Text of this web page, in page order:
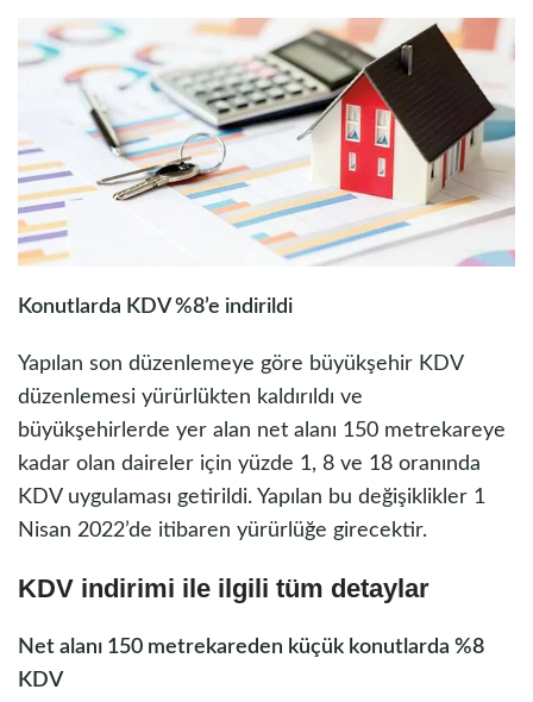
Konutlarda KDV %8’e indirildi
Yapılan son düzenlemeye göre büyükşehir KDV
düzenlemesi yürürlükten kaldırıldı ve
büyükşehirlerde yer alan net alanı 150 metrekareye
kadar olan daireler için yüzde 1, 8 ve 18 oranında
KDV uygulaması getirildi. Yapılan bu değişiklikler 1
Nisan 2022’de itibaren yürürlüğe girecektir.
KDV indirimi ile ilgili tüm detaylar
Net alanı 150 metrekareden küçük konutlarda %8
KDV